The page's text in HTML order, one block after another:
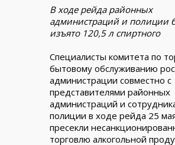
В ходе рейда районных
администраций и полиции
изъято 120,5 л спиртного
Специалисты комитета по
бытовому обслуживанию
администрации совместно с
представителями районных
администраций и
полиции в ходе рейда 25
пресекли
торговлю алкогольной